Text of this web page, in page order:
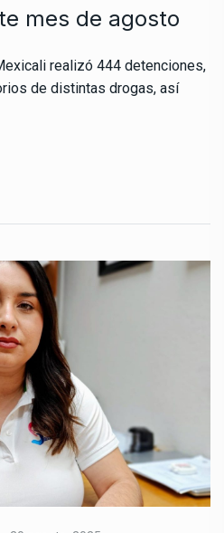
mes de agosto
realizó 444 detenciones,
de distintas drogas, así